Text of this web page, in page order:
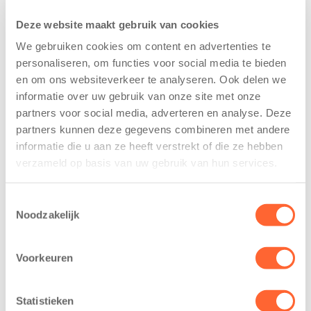
Deze website maakt gebruik van cookies
We gebruiken cookies om content en advertenties te
personaliseren, om functies voor social media te bieden
en om ons websiteverkeer te analyseren. Ook delen we
informatie over uw gebruik van onze site met onze
partners voor social media, adverteren en analyse. Deze
partners kunnen deze gegevens combineren met andere
informatie die u aan ze heeft verstrekt of die ze hebben
verzameld op basis van uw gebruik van hun services.
Noodzakelijk
Voorkeuren
Statistieken
ons thuis voelen en met veel plezier naar de BSO
gaan. In schoolvakanties en op margedagen zorgen
wij voor leuke extra activiteiten en speciale uitjes
zodat niemand zich hoeft te vervelen!
Ons team bestaat uit enthousiaste en ervaren
pedagogische professionals die ervoor zorgen dat elk
kind zich thuis voelt. Als kinderen groter worden en
naar de basisschool gaan, veranderen hun behoeftes
vanuit zichzelf de wereld verkennen en leren van
nieuwe ervaringen. Onze medewerkers spelen daar